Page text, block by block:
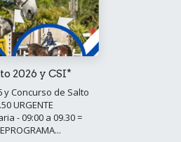
2026 y CSI*
y Concurso de Salto
URGENTE
- 09:00 a 09.30 =